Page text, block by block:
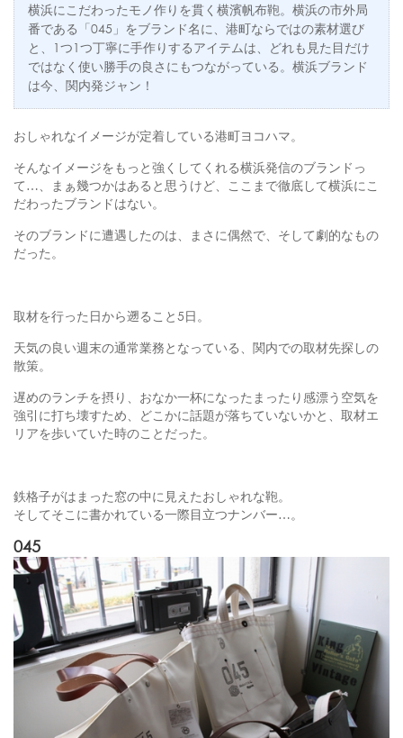
横浜にこだわったモノ作りを貫く横濱帆布鞄。横浜の市外局
番である「045」をブランド名に、港町ならではの素材選び
と、1つ1つ丁寧に手作りするアイテムは、どれも見た目だけ
ではなく使い勝手の良さにもつながっている。横浜ブランド
は今、関内発ジャン！
おしゃれなイメージが定着している港町ヨコハマ。
そんなイメージをもっと強くしてくれる横浜発信のブランドっ
て…、まぁ幾つかはあると思うけど、ここまで徹底して横浜にこ
だわったブランドはない。
そのブランドに遭遇したのは、まさに偶然で、そして劇的なもの
だった。
取材を行った日から遡ること5日。
天気の良い週末の通常業務となっている、関内での取材先探しの
散策。
遅めのランチを摂り、おなか一杯になったまったり感漂う空気を
強引に打ち壊すため、どこかに話題が落ちていないかと、取材エ
リアを歩いていた時のことだった。
鉄格子がはまった窓の中に見えたおしゃれな鞄。
そしてそこに書かれている一際目立つナンバー…。
045